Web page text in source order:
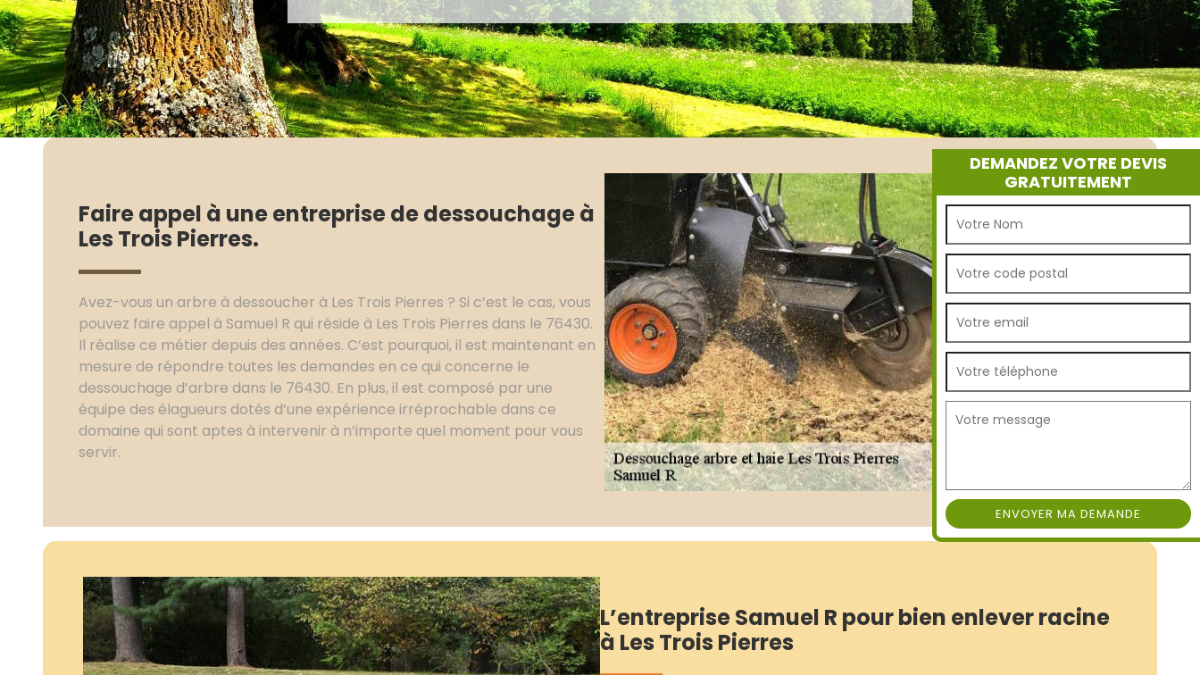
DEMANDEZ VOTRE DEVIS
GRATUITEMENT
Faire appel à une entreprise de dessouchage à
Les Trois Pierres.
Avez-vous un arbre à dessoucher à Les Trois Pierres ? Si c’est le cas, vous
pouvez faire appel à Samuel R qui réside à Les Trois Pierres dans le 76430.
Il réalise ce métier depuis des années. C’est pourquoi, il est maintenant en
mesure de répondre toutes les demandes en ce qui concerne le
dessouchage d’arbre dans le 76430. En plus, il est composé par une
équipe des élagueurs dotés d’une expérience irréprochable dans ce
domaine qui sont aptes à intervenir à n’importe quel moment pour vous
servir.
L’entreprise Samuel R pour bien enlever racine
à Les Trois Pierres